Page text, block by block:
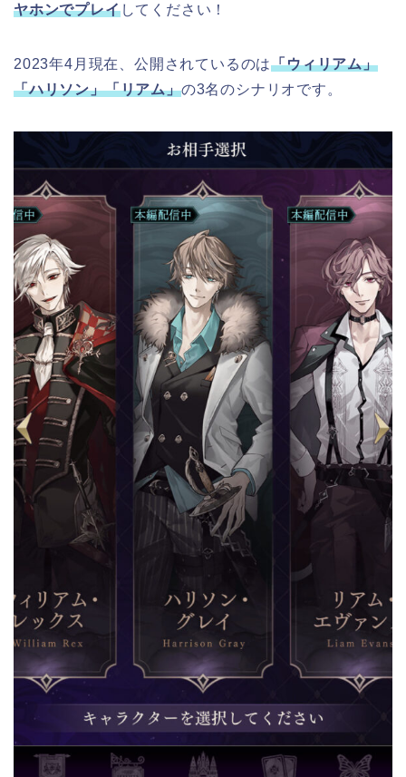
ヤホンでプレイしてください！
2023年4月現在、公開されているのは「ウィリアム」
「ハリソン」「リアム」の3名のシナリオです。